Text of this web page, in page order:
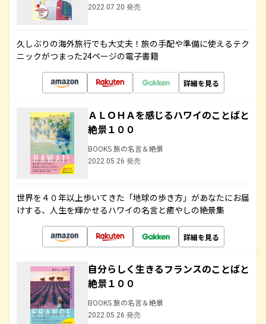
2022.07.20 発売
久しぶりの海外旅行でも大丈夫！旅の手配や準備に使えるテク
ニックがつまった24ページの電子書籍
詳細を見る
ＡＬＯＨＡを感じるハワイのことばと
絶景１００
BOOKS 旅の名言＆絶景
2022.05.26 発売
世界を４０年以上歩いてきた「地球の歩き方」があなたにお届
けする、人生を輝かせるハワイの名言と癒やしの絶景集
詳細を見る
自分らしく生きるフランスのことばと
絶景１００
BOOKS 旅の名言＆絶景
2022.05.26 発売